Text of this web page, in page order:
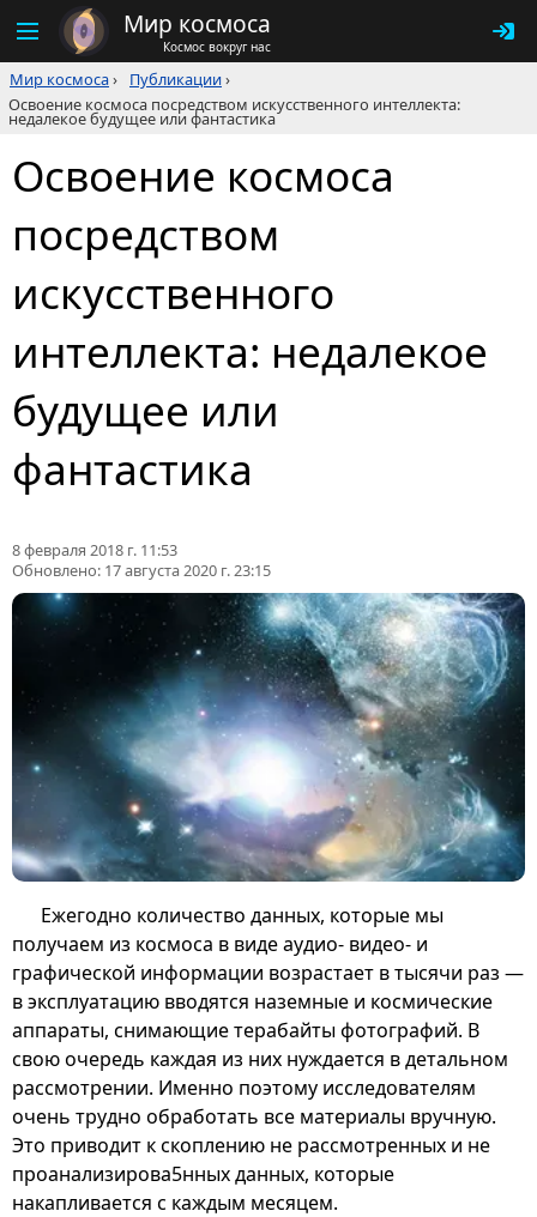
Мир космоса
Космос вокруг нас
Мир космоса› Публикации›
Освоение космоса посредством искусственного интеллекта:
недалекое будущее или фантастика
Освоение космоса
посредством
искусственного
интеллекта: недалекое
будущее или
фантастика
8 февраля 2018 г. 11:53
Обновлено: 17 августа 2020 г. 23:15
Ежегодно количество данных, которые мы
получаем из космоса в виде аудио- видео- и
графической информации возрастает в тысячи раз —
в эксплуатацию вводятся наземные и космические
аппараты, снимающие терабайты фотографий. В
свою очередь каждая из них нуждается в детальном
рассмотрении. Именно поэтому исследователям
очень трудно обработать все материалы вручную.
Это приводит к скоплению не рассмотренных и не
проанализирова5нных данных, которые
накапливается с каждым месяцем.